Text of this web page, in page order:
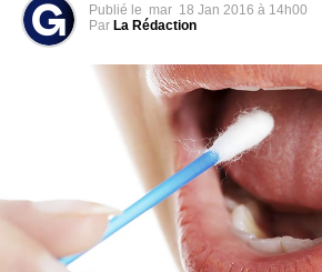
Publié le mar 18 Jan 2016 à 14h00
Par La Rédaction